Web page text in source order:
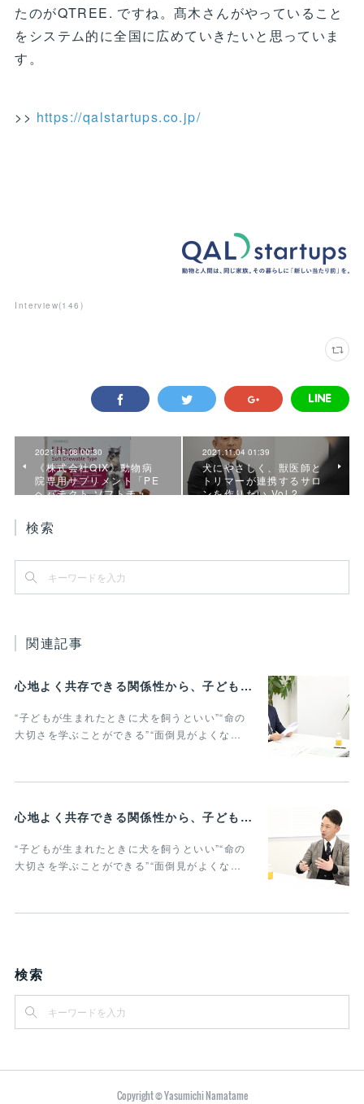
たのがQTREE. ですね。髙木さんがやっていること
をシステム的に全国に広めていきたいと思っていま
す。
>> https://qalstartups.co.jp/
Interview(146 )
2021.11.08 00:30
《株式会社QIX》動物病
院専用サプリメント「PE
ヘパテクト ソフトチュ…
2021.11.04 01:39
犬にやさしく、獣医師と
トリマーが連携するサロ
ンを作りたい Vol.2
検索
関連記事
心地よく共存できる関係性から、子どもの発達に動物がよりよい影響を与える Vol.3
“子どもが生まれたときに犬を飼うといい”“命の
大切さを学ぶことができる”“面倒見がよくな…
心地よく共存できる関係性から、子どもの発達に動物がよりよい影響を与える Vol.2
“子どもが生まれたときに犬を飼うといい”“命の
大切さを学ぶことができる”“面倒見がよくな…
検索
Copyright © Yasumichi Namatame